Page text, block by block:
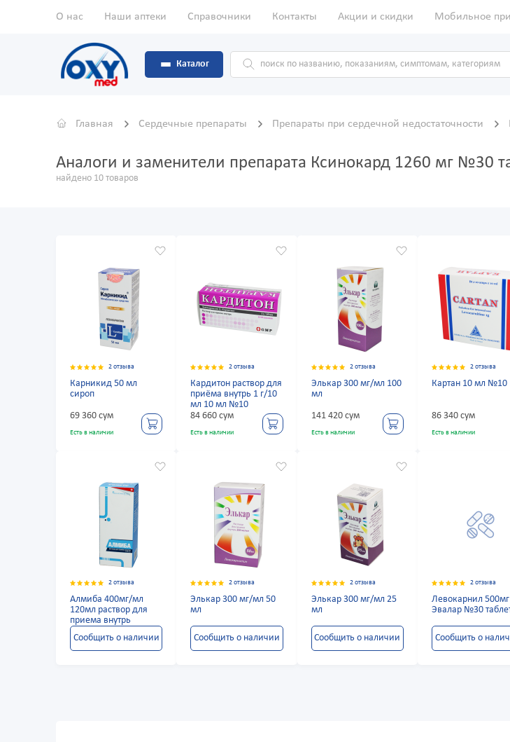
О нас Наши аптеки Справочники Контакты Акции и скидки Мобильное
Каталог
Главная Сердечные препараты Препараты при сердечной недостаточности
Аналоги и заменители препарата Ксинокард 1260 мг №30
найдено 10 товаров
2 отзыва
Карникид 50 мл
сироп
69 360 сум
Есть в наличии
2 отзыва
Кардитон раствор для
приёма внутрь 1 г/10
мл 10 мл №10
84 660 сум
Есть в наличии
2 отзыва
Элькар 300 мг/мл 100
мл
141 420 сум
Есть в наличии
2 отзыва
Картан 10 мл №10
86 340 сум
Есть в наличии
2 отзыва
Алмиба 400мг/мл
120мл раствор для
приема внутрь
Сообщить о наличии
2 отзыва
Элькар 300 мг/мл 50
мл
Сообщить о наличии
2 отзыва
Элькар 300 мг/мл 25
мл
Сообщить о наличии
2 отзыва
Левокарнил 500мг
Эвалар №30
Сообщить о